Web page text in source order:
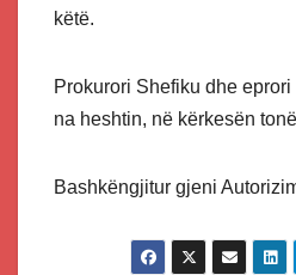
këtë.
Prokurori Shefiku dhe
na heshtin, në kërkesën
Bashkëngjitur gjeni